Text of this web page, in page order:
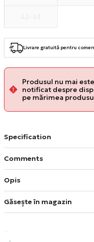
Livrare gratuită pentru
Produsul nu mai
notificat despre
pe mărimea
Specification
Comments
Opis
Găsește în magazin